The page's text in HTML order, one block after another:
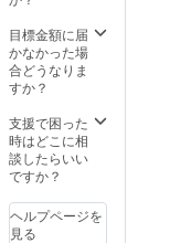
にお越しの
際はお寄り
くださいま
せ。
す。 ※
ヤマト
運輸ま
便の
クール
便（冷
凍）で
いたし
ます。
目標金額に届
かなかった場
合どうなりま
すか？
支援で困った
時はどこに相
談したらいい
ですか？
ヘルプページを
見る